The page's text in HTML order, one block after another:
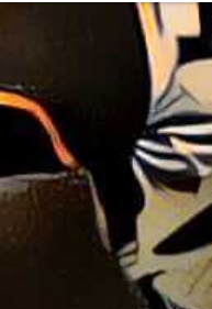
2019年度シーズン
シーズン開